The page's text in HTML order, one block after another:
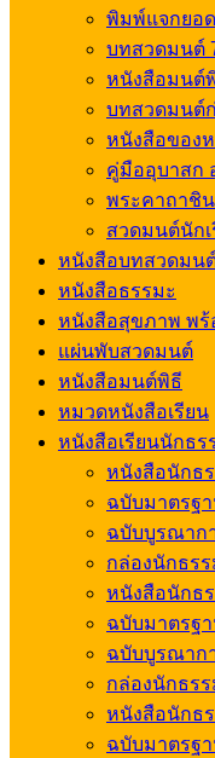
พิมพ์แจกยอ
บทสวดมนต์
หนังสือมนต์
บทสวดมนต์
หนังสือของ
คู่มืออุบาสก
พระคาถาชิ
สวดมนต์นัก
หนังสือบทสวดมน
หนังสือธรรมะ
หนังสือสุขภาพ พ
แผ่นพับสวดมนต์
หนังสือมนต์พิธี
หมวดหนังสือเรียน
หนังสือเรียนนักธร
หนังสือนักธ
ฉบับมาตรฐ
ฉบับบูรณาก
กล่องนักธร
หนังสือนักธ
ฉบับมาตรฐ
ฉบับบูรณาก
กล่องนักธร
หนังสือนักธ
ฉบับมาตรฐ